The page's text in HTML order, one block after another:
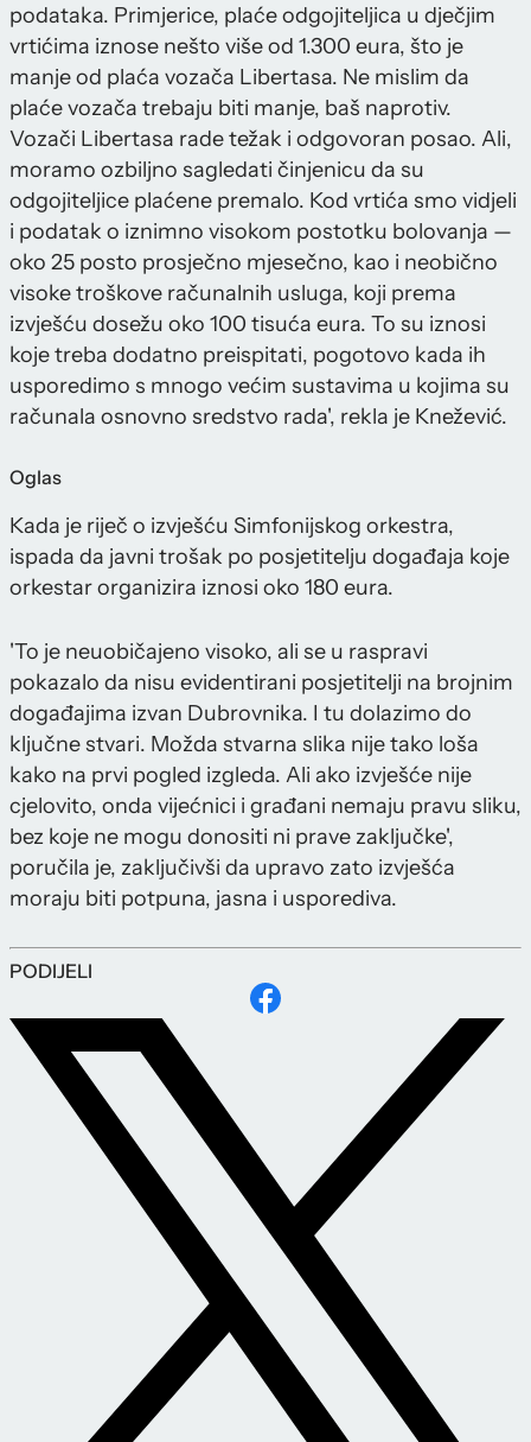
podataka. Primjerice, plaće odgojiteljica u dječjim
vrtićima iznose nešto više od 1.300 eura, što je
manje od plaća vozača Libertasa. Ne mislim da
plaće vozača trebaju biti manje, baš naprotiv.
Vozači Libertasa rade težak i odgovoran posao. Ali,
moramo ozbiljno sagledati činjenicu da su
odgojiteljice plaćene premalo. Kod vrtića smo vidjeli
i podatak o iznimno visokom postotku bolovanja —
oko 25 posto prosječno mjesečno, kao i neobično
visoke troškove računalnih usluga, koji prema
izvješću dosežu oko 100 tisuća eura. To su iznosi
koje treba dodatno preispitati, pogotovo kada ih
usporedimo s mnogo većim sustavima u kojima su
računala osnovno sredstvo rada', rekla je Knežević.
Oglas
Kada je riječ o izvješću Simfonijskog orkestra,
ispada da javni trošak po posjetitelju događaja koje
orkestar organizira iznosi oko 180 eura.
'To je neuobičajeno visoko, ali se u raspravi
pokazalo da nisu evidentirani posjetitelji na brojnim
događajima izvan Dubrovnika. I tu dolazimo do
ključne stvari. Možda stvarna slika nije tako loša
kako na prvi pogled izgleda. Ali ako izvješće nije
cjelovito, onda vijećnici i građani nemaju pravu sliku,
bez koje ne mogu donositi ni prave zaključke',
poručila je, zaključivši da upravo zato izvješća
moraju biti potpuna, jasna i usporediva.
PODIJELI